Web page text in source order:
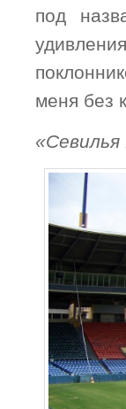
под
меня без